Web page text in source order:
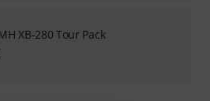
XB-280 Tour Pack